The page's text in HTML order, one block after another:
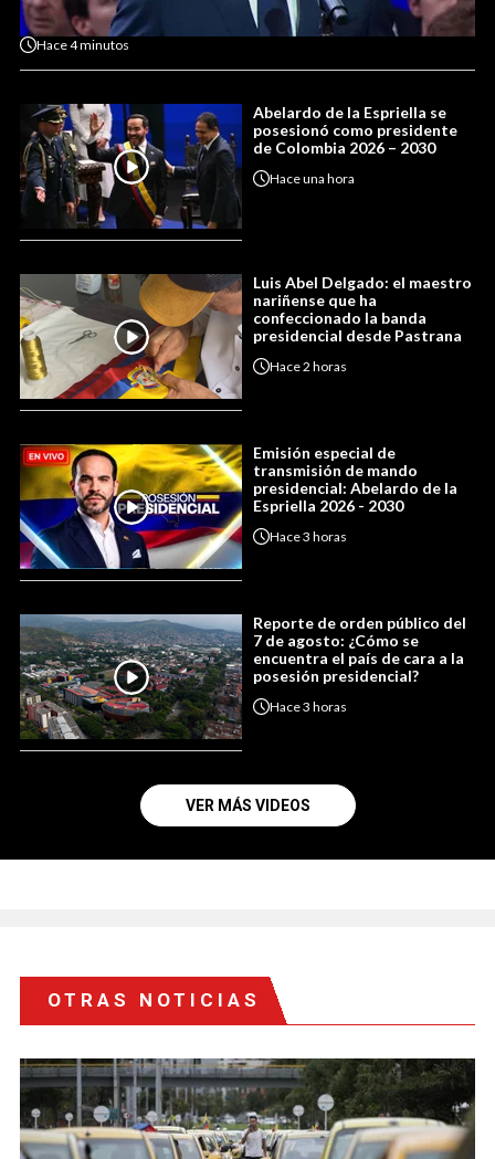
Hace4 minutos
Abelardo de la Espriella se
posesionó como presidente
de Colombia 2026 – 2030
Haceuna hora
Luis Abel Delgado: el maestro
nariñense que ha
confeccionado la banda
presidencial desde Pastrana
Hace2 horas
Emisión especial de
transmisión de mando
presidencial: Abelardo de la
Espriella 2026 - 2030
Hace3 horas
Reporte de orden público del
7 de agosto: ¿Cómo se
encuentra el país de cara a la
posesión presidencial?
Hace3 horas
VER MÁS VIDEOS
OTRAS NOTICIAS